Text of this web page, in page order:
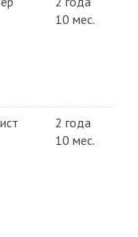
10 мес.
2 года
10 мес.